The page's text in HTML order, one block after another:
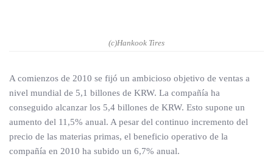
(c)Hankook Tires
A comienzos de 2010 se fijó un ambicioso objetivo de ventas a
nivel mundial de 5,1 billones de KRW. La compañía ha
conseguido alcanzar los 5,4 billones de KRW. Esto supone un
aumento del 11,5% anual. A pesar del continuo incremento del
precio de las materias primas, el beneficio operativo de la
compañía en 2010 ha subido un 6,7% anual.